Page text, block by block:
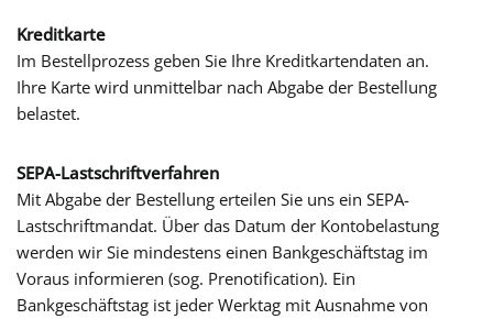
Kreditkarte
Im Bestellprozess geben Sie Ihre Kreditkartendaten an.
Ihre Karte wird unmittelbar nach Abgabe der Bestellung
belastet.
SEPA-Lastschriftverfahren
Mit Abgabe der Bestellung erteilen Sie uns ein SEPA-
Lastschriftmandat. Über das Datum der Kontobelastung
werden wir Sie mindestens einen Bankgeschäftstag im
Voraus informieren (sog. Prenotification). Ein
Bankgeschäftstag ist jeder Werktag mit Ausnahme von